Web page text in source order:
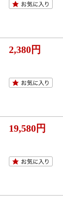
2,380円
19,580円